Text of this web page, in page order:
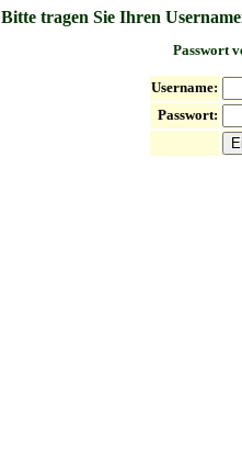
Bitte tragen Sie Ihren
Passwort
Username:
Passwort: